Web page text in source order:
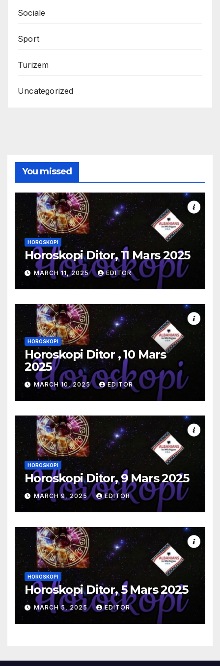
Sociale
Sport
Turizem
Uncategorized
You missed
HOROSKOPI
Horoskopi Ditor, 11 Mars 2025
MARCH 11, 2025 EDITOR
HOROSKOPI
Horoskopi Ditor , 10 Mars
2025
MARCH 10, 2025 EDITOR
HOROSKOPI
Horoskopi Ditor, 9 Mars 2025
MARCH 9, 2025 EDITOR
HOROSKOPI
Horoskopi Ditor, 5 Mars 2025
MARCH 5, 2025 EDITOR